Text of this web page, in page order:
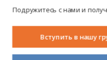
Что если школа
будет образование
Давайте помечтаем и
бы учиться наши дети и
Подружитесь с нами и
Вступить в нашу